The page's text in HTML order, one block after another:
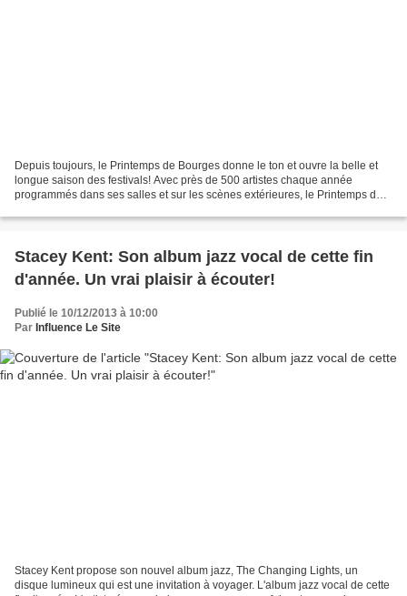
Depuis toujours, le Printemps de Bourges donne le ton et ouvre la belle et
longue saison des festivals! Avec près de 500 artistes chaque année
programmés dans ses salles et sur les scènes extérieures, le Printemps de
Stacey Kent: Son album jazz vocal de cette fin
d'année. Un vrai plaisir à écouter!
Publié le 10/12/2013 à 10:00
Par Influence Le Site
Stacey Kent propose son nouvel album jazz, The Changing Lights, un
disque lumineux qui est une invitation à voyager. L'album jazz vocal de cette